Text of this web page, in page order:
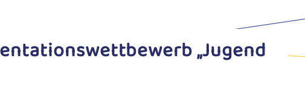
„Jugend